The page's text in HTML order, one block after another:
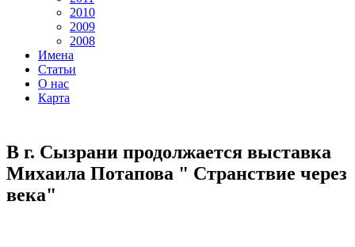
2010
2009
2008
Имена
Статьи
О нас
Карта
В г. Сызрани продолжается выставка
Михаила Потапова " Странствие через
века"